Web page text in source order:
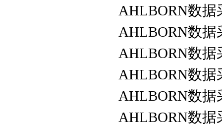
AHLBORN数据
AHLBORN数据
AHLBORN数据
AHLBORN数据
AHLBORN数据
AHLBORN数据